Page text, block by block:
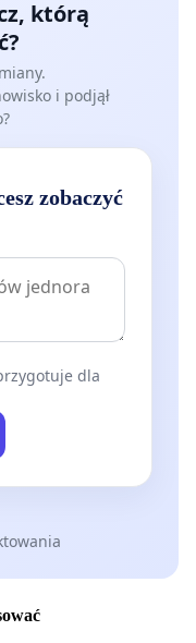
którą
i podjął
zobaczyć
dla